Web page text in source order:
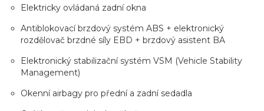
Elektricky ovládaná zadní okna
Antiblokovací brzdový systém ABS + elektronický
rozdělovač brzdné síly EBD + brzdový asistent BA
Elektronický stabilizační systém VSM (Vehicle Stability
Management)
Okenní airbagy pro přední a zadní sedadla